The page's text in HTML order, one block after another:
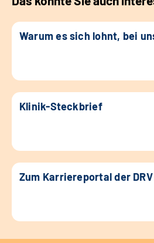
Warum es sich lohnt, bei
Klinik-Steckbrief
Zum Karriereportal der